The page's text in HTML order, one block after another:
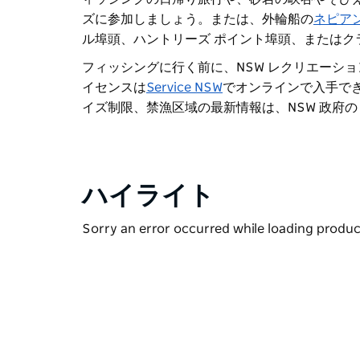
ズに参加しましょう。または、 外輪船のネピア
ル埠頭、ハントリーズ ポイント埠頭、または
フィッシングに行く前に、NSW レクリエーシ
イセンスはService NSWでオンラインで入手で
イズ制限、禁漁区域の最新情報は、NSW 政府の
ハイライト
Sorry an error occurred while loading